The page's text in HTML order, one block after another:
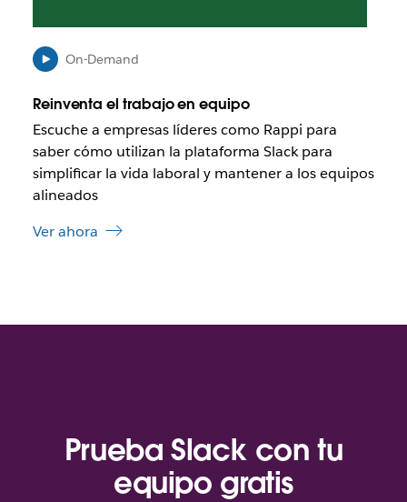
a
c
e
e
a
b
r
a
e
u
s
On-Demand
Reinventa el trabajo en equipo
Escuche a empresas líderes como Rappi para
saber cómo utilizan la plataforma Slack para
simplificar la vida laboral y mantener a los equipos
alineados
Ver ahora
Prueba Slack con tu
equipo gratis